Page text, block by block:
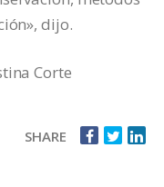
dijo.
Corte
SHARE